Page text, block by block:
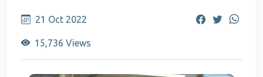
21 Oct 2022
15,736 Views